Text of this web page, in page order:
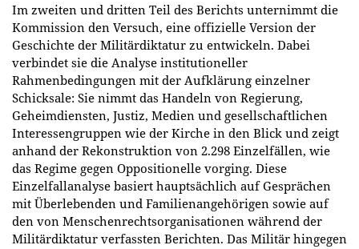
Im zweiten und dritten Teil des Berichts unternimmt die
Kommission den Versuch, eine offizielle Version der
Geschichte der Militärdiktatur zu entwickeln. Dabei
verbindet sie die Analyse institutioneller
Rahmenbedingungen mit der Aufklärung einzelner
Schicksale: Sie nimmt das Handeln von Regierung,
Geheimdiensten, Justiz, Medien und gesellschaftlichen
Interessengruppen wie der Kirche in den Blick und zeigt
anhand der Rekonstruktion von 2.298 Einzelfällen, wie
das Regime gegen Oppositionelle vorging. Diese
Einzelfallanalyse basiert hauptsächlich auf Gesprächen
mit Überlebenden und Familienangehörigen sowie auf
den von Menschenrechtsorganisationen während der
Militärdiktatur verfassten Berichten. Das Militär hingegen